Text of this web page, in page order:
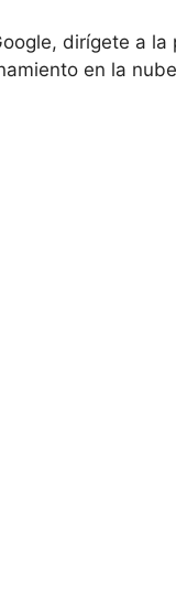
dirígete a la
en la